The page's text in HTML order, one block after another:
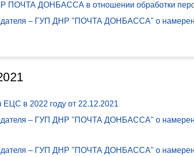
ДОНБАССА в отношении обработки
– ГУП ДНР "ПОЧТА ДОНБАССА" о
ЕЦС в 2022 году от 22.12.2021
– ГУП ДНР "ПОЧТА ДОНБАССА" о
– ГУП ДНР "ПОЧТА ДОНБАССА" о